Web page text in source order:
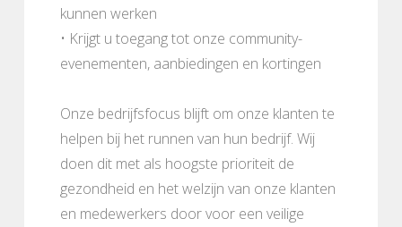
kunnen werken
• Krijgt u toegang tot onze community-
evenementen, aanbiedingen en kortingen
Onze bedrijfsfocus blijft om onze klanten te
helpen bij het runnen van hun bedrijf. Wij
doen dit met als hoogste prioriteit de
gezondheid en het welzijn van onze klanten
en medewerkers door voor een veilige